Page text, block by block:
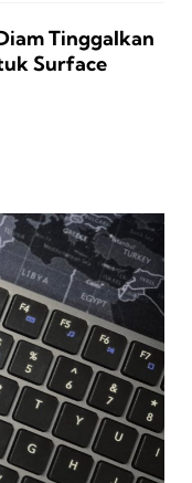
Tinggalkan
Surface